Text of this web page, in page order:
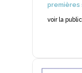
premières
voir la